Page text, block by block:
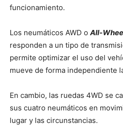
funcionamiento.
Los neumáticos AWD o All-
responden a un tipo de
permite optimizar el uso del
mueve de forma independiente
En cambio, las ruedas 4WD se
sus cuatro neumáticos en
lugar y las circunstancias.